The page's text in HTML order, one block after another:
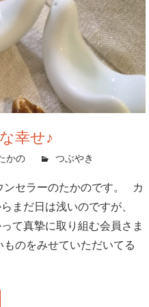
幸せ♪
かの つぶやき
ンセラーのたかのです。 カ
まだ日は浅いのですが、
て真摯に取り組む会員さま
のをみせていただいてる